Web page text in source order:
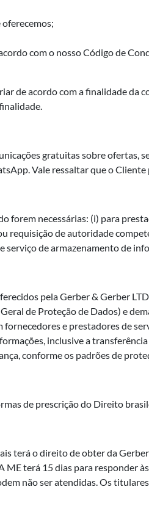
com o nosso Código de
de acordo com a finalidade
gratuitas sobre ofertas,
Vale ressaltar que o
necessárias: (i) para
requisição de autoridade
serviço de armazenamento de
pela Gerber & Gerber
de Proteção de Dados) e
e prestadores de
inclusive a
conforme os padrões de
de prescrição do Direito
terá o direito de obter da
ME terá 15 dias para
não ser atendidas. Os